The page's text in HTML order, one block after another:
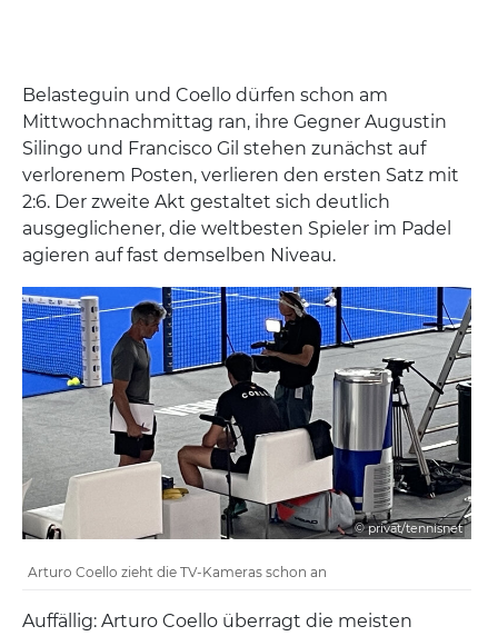
Belasteguin und Coello dürfen schon am
Mittwochnachmittag ran, ihre Gegner Augustin
Silingo und Francisco Gil stehen zunächst auf
verlorenem Posten, verlieren den ersten Satz mit
2:6. Der zweite Akt gestaltet sich deutlich
ausgeglichener, die weltbesten Spieler im Padel
agieren auf fast demselben Niveau.
© privat/tennisnet
Arturo Coello zieht die TV-Kameras schon an
Auffällig: Arturo Coello überragt die meisten